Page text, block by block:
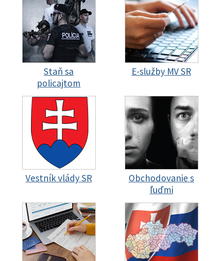
Staň sa
policajtom
E-služby MV SR
Vestník vlády SR
Obchodovanie s
ľuďmi